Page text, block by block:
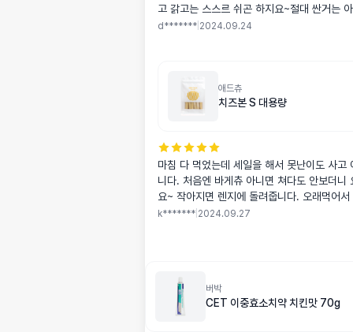
고 갉고는 스스르 쉬곤 하지요~절대 싼거는
아이들이 좋아하니 넘 좋네요~^^
d******* 2024.09.24
애드츄
치즈본 S 대용량
마침 다 먹었는데 세일을 해서 못난이도 사고
니다. 처음엔 바게츄 아니면 쳐다도 안보더니
요~ 작아지면 렌지에 돌려줍니다. 오래먹어서
k******* 2024.09.27
버박
CET 이중효소치약 치킨맛 70g